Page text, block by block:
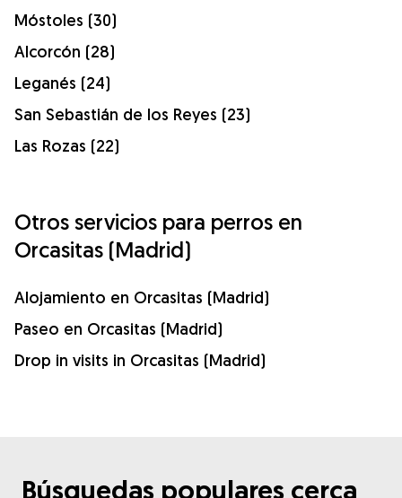
Móstoles (30)
Alcorcón (28)
Leganés (24)
San Sebastián de los Reyes (23)
Las Rozas (22)
Otros servicios para perros en
Orcasitas (Madrid)
Alojamiento en Orcasitas (Madrid)
Paseo en Orcasitas (Madrid)
Drop in visits in Orcasitas (Madrid)
Búsquedas populares cerca